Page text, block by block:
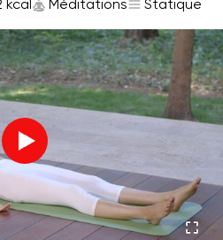
kcal Méditations Statique